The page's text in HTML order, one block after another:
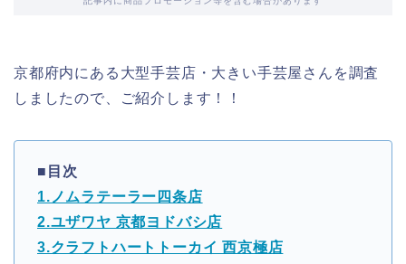
京都府内にある大型手芸店・大きい手芸屋さんを調査
しましたので、ご紹介します！！
■目次
1.ノムラテーラー四条店
2.ユザワヤ 京都ヨドバシ店
3.クラフトハートトーカイ 西京極店